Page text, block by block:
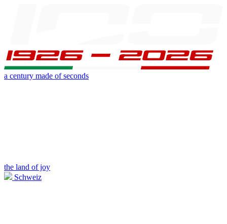
a century made of seconds
the land of joy
Schweiz